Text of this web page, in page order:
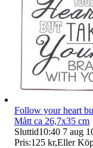
Follow your heart
Mått ca 26,7x35 cm
Sluttid10:40 7 aug
Pris:125 kr,Eller